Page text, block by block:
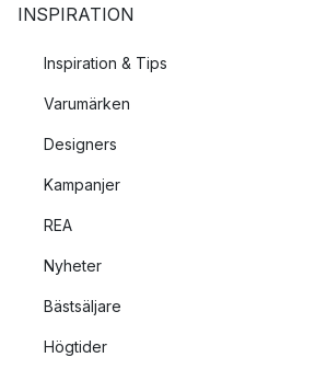
INSPIRATION
Inspiration & Tips
Varumärken
Designers
Kampanjer
REA
Nyheter
Bästsäljare
Högtider